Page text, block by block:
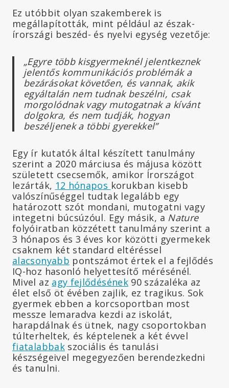
Ez utóbbit olyan szakemberek is
megállapították, mint például az észak-
írországi beszéd- és nyelvi egység vezetője:
„Egyre több kisgyermeknél jelentkeznek
jelentős kommunikációs problémák a
bezárásokat követően, és vannak, akik
egyáltalán nem tudnak beszélni, csak
morgolódnak vagy mutogatnak a kívánt
dolgokra, és nem tudják, hogyan
beszéljenek a többi gyerekkel”
Egy ír kutatók által készített tanulmány
szerint a 2020 márciusa és májusa között
született csecsemők, amikor Írországot
lezárták, 12 hónapos korukban kisebb
valószínűséggel tudtak legalább egy
határozott szót mondani, mutogatni vagy
integetni búcsúzóul. Egy másik, a Nature
folyóiratban közzétett tanulmány szerint a
3 hónapos és 3 éves kor közötti gyermekek
csaknem két standard eltéréssel
alacsonyabb pontszámot értek el a fejlődés
IQ-hoz hasonló helyettesítő mérésénél.
Mivel az agy fejlődésének 90 százaléka az
élet első öt évében zajlik, ez tragikus. Sok
gyermek ebben a korcsoportban most
messze lemaradva kezdi az iskolát,
harapdálnak és ütnek, nagy csoportokban
túlterheltek, és képtelenek a két évvel
fiatalabbakszociális és tanulási
készségeivel megegyezően berendezkedni
és tanulni.